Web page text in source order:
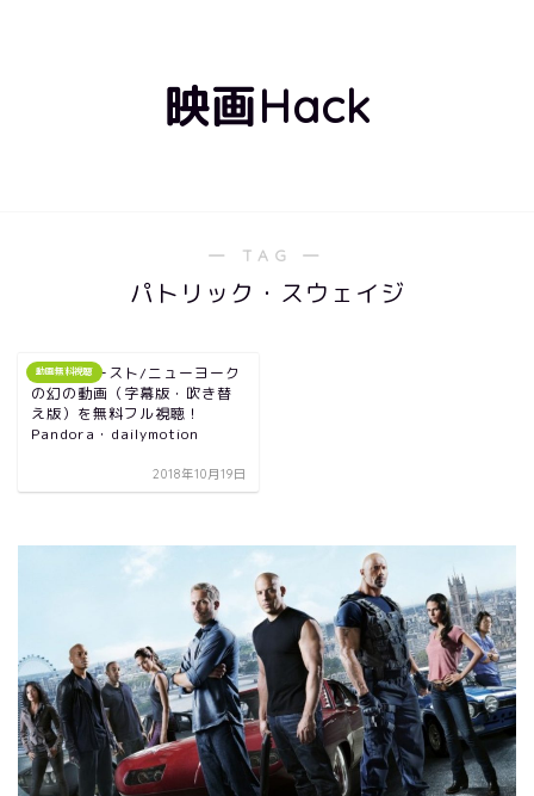
映画Hack
― TAG ―
パトリック・スウェイジ
動画無料視聴
映画｜ゴースト/ニューヨーク
の幻の動画（字幕版・吹き替
え版）を無料フル視聴！
Pandora・dailymotion
2018年10月19日